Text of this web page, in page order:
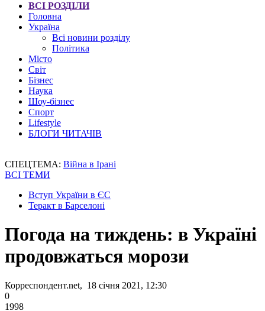
ВСІ РОЗДІЛИ
Головна
Україна
Всі новини розділу
Політика
Місто
Світ
Бізнес
Наука
Шоу-бізнес
Спорт
Lifestyle
БЛОГИ ЧИТАЧІВ
СПЕЦТЕМА: Війна в Ірані
ВСІ ТЕМИ
Вступ України в ЄС
Теракт в Барселоні
Погода на тиждень: в Україні
продовжаться морози
Корреспондент.net, 18 січня 2021, 12:30
0
1998